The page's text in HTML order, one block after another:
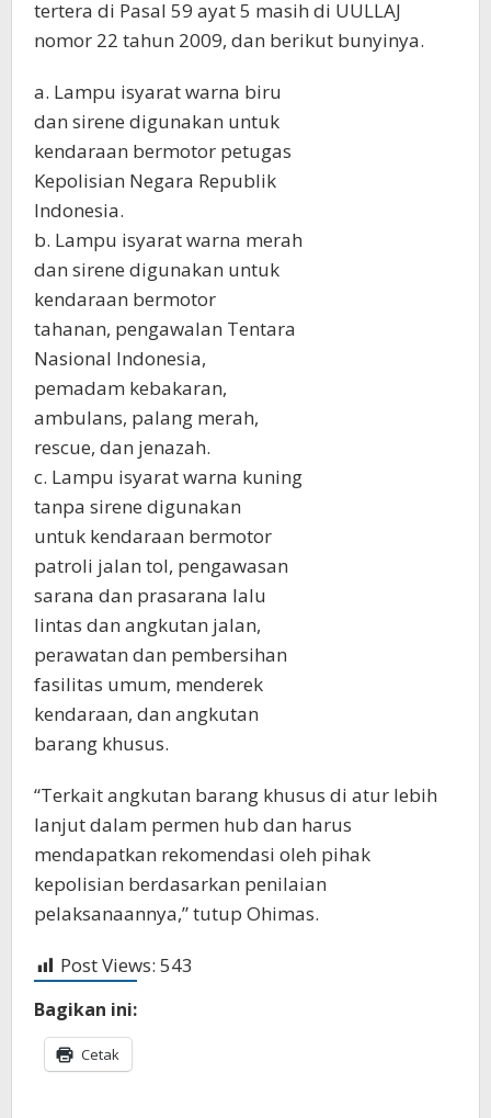
tertera di Pasal 59 ayat 5 masih di UULLAJ
nomor 22 tahun 2009, dan berikut bunyinya.
a. Lampu isyarat warna biru
dan sirene digunakan untuk
kendaraan bermotor petugas
Kepolisian Negara Republik
Indonesia.
b. Lampu isyarat warna merah
dan sirene digunakan untuk
kendaraan bermotor
tahanan, pengawalan Tentara
Nasional Indonesia,
pemadam kebakaran,
ambulans, palang merah,
rescue, dan jenazah.
c. Lampu isyarat warna kuning
tanpa sirene digunakan
untuk kendaraan bermotor
patroli jalan tol, pengawasan
sarana dan prasarana lalu
lintas dan angkutan jalan,
perawatan dan pembersihan
fasilitas umum, menderek
kendaraan, dan angkutan
barang khusus.
“Terkait angkutan barang khusus di atur lebih
lanjut dalam permen hub dan harus
mendapatkan rekomendasi oleh pihak
kepolisian berdasarkan penilaian
pelaksanaannya,” tutup Ohimas.
Post Views: 543
Bagikan ini:
Cetak